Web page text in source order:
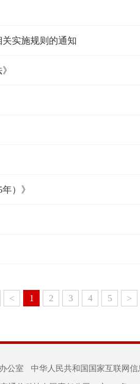
实施规则的通知
）》
< 1 2 3 4 5 >
公室 中华人民共和国国家互联网